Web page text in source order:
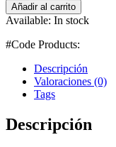
Añadir al carrito
Available: In stock
#Code Products:
Descripción
Valoraciones (0)
Tags
Descripción